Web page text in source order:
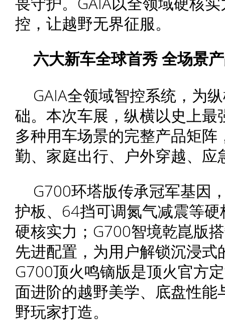
控，让越野无界征服。
六大新车全球首秀全场景
GAIA全领域智控系统，为
础。本次车展，纵横以史上
多种用车场景的完整产品矩
勤、家庭出行、户外穿越、
G700环塔版传承冠军基因
护板、64挡可调氮气减震等
硬核实力；G700智境乾崑版
先进配置，为用户解锁沉浸
G700顶火鸣镝版是顶火官方
面进阶的越野美学、底盘性
野玩家打造。